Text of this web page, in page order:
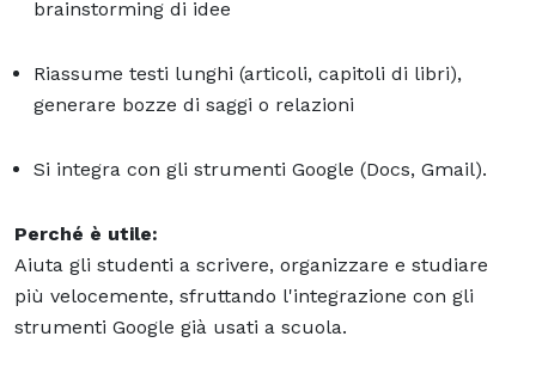
brainstorming di idee
Riassume testi lunghi (articoli, capitoli di libri),
generare bozze di saggi o relazioni
Si integra con gli strumenti Google (Docs, Gmail).
Perché è utile:
Aiuta gli studenti a scrivere, organizzare e studiare
più velocemente, sfruttando l'integrazione con gli
strumenti Google già usati a scuola.